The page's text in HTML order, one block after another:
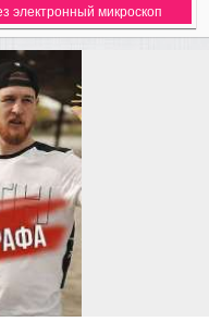
электронный микроскоп